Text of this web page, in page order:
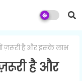
ज़रूरी है और इसके लाभ
ज़रूरी है और